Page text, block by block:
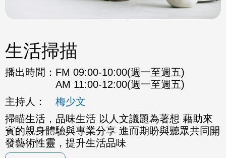
生活掃描
播出時間： FM 09:00-10:00(週一至週五)
AM 11:00-12:00(週一至週五)
主持人：
梅少文
掃瞄生活，品味生活 以人文議題為著想 藉助來
賓的親身體驗與專業分享 進而期盼與聽眾共同開
發藝術性靈，提升生活品味